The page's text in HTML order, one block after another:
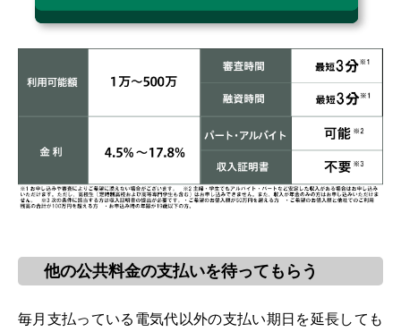
他の公共料金の支払いを待ってもらう
毎月支払っている電気代以外の支払い期日を延長しても